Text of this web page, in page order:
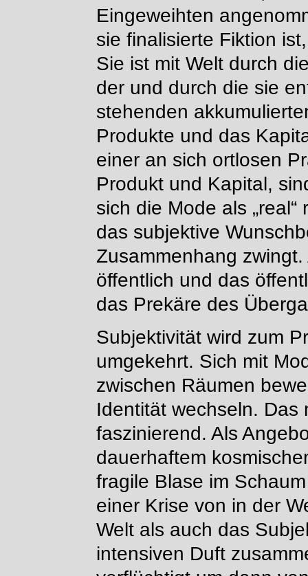
Eingeweihten
sie finalisierte Fiktion
Sie ist mit Welt durch
der und durch die sie
stehenden
Produkte und das
einer an sich ortlosen
Produkt und Kapital,
sich die Mode als
das subjektive
Zusammenhang
öffentlich und das
das Prekäre des
Subjektivität wird zum
umgekehrt. Sich mit
zwischen Räumen
Identität wechseln. Das
faszinierend. Als
dauerhaftem
fragile Blase im
einer Krise von in der
Welt als auch das
intensiven Duft